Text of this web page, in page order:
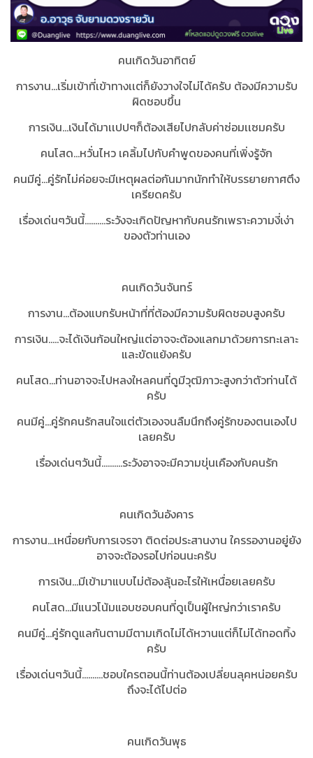
คนเกิดวันอาทิตย์
การงาน...เริ่มเข้าที่เข้าทางเเต่ก็ยังวางใจไม่ได้ครับ ต้องมีความรับ
ผิดชอบขึ้น
การเงิน...เงินได้มาเเปปๆก็ต้องเสียไปกลับค่าซ่อมเเซมครับ
คนโสด...หวั่นไหว เคลิ้มไปกับคำพูดของคนที่เพิ่งรู้จัก
คนมีคู่...คู่รักไม่ค่อยจะมีเหตุผลต่อกันมากนักทำให้บรรยายกาศตึง
เครียดครับ
เรื่องเด่นๆวันนี้..........ระวังจะเกิดปัญหากับคนรักเพราะความงี่เง่า
ของตัวท่านเอง
คนเกิดวันจันทร์
การงาน...ต้องแบกรับหน้าที่ที่ต้องมีความรับผิดชอบสูงครับ
การเงิน.....จะได้เงินก้อนใหญ่แต่อาจจะต้องแลกมาด้วยการทะเลาะ
และขัดแย้งครับ
คนโสด...ท่านอาจจะไปหลงใหลคนที่ดูมีวุฒิภาวะสูงกว่าตัวท่านได้
ครับ
คนมีคู่...คู่รักคนรักสนใจแต่ตัวเองจนลืมนึกถึงคู่รักของตนเองไป
เลยครับ
เรื่องเด่นๆวันนี้..........ระวังอาจจะมีความขุ่นเคืองกับคนรัก
คนเกิดวันอังคาร
การงาน...เหนื่อยกับการเจรจา ติดต่อประสานงาน ใครรองานอยู่ยัง
อาจจะต้องรอไปก่อนนะครับ
การเงิน...มีเข้ามาแบบไม่ต้องลุ้นอะไรให้เหนื่อยเลยครับ
คนโสด...มีแนวโน้มแอบชอบคนที่ดูเป็นผู้ใหญ่กว่าเราครับ
คนมีคู่...คู่รักดูแลกันตามมีตามเกิดไม่ได้หวานแต่ก็ไม่ได้ทอดทิ้ง
ครับ
เรื่องเด่นๆวันนี้..........ชอบใครตอนนี้ท่านต้องเปลี่ยนลุคหน่อยครับ
ถึงจะได้ไปต่อ
คนเกิดวันพุธ